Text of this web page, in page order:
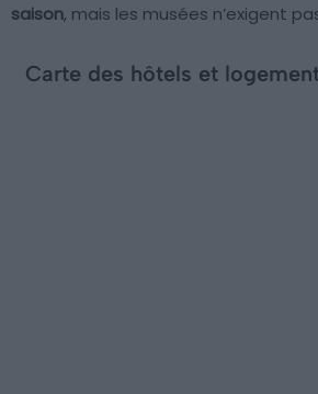
saison, mais les musées n’exigent
Carte des hôtels et